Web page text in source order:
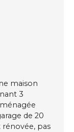
maison
3
de 20
pas